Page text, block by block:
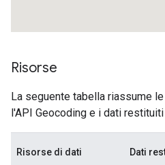
Risorse
La seguente tabella riassume
l'API Geocoding e i dati
Risorse di dati Dati